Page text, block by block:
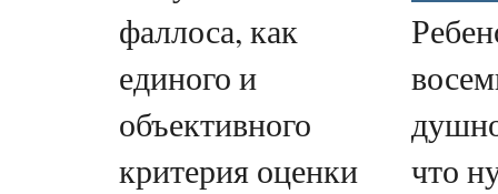
фаллоса, как
единого и
объективного
критерия оценки
что